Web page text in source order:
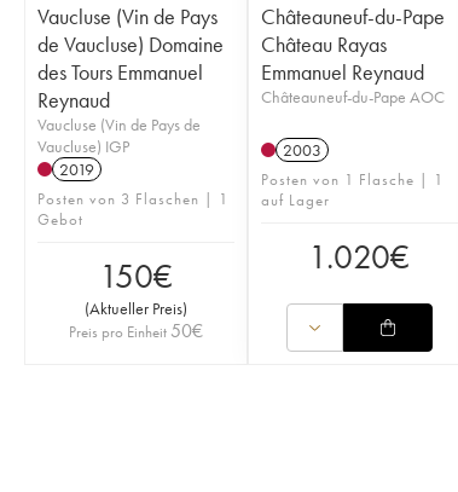
Vaucluse (Vin de Pays
de Vaucluse) Domaine
des Tours Emmanuel
Reynaud
Vaucluse (Vin de Pays de
Vaucluse) IGP
2019
Posten von 3 Flaschen | 1
Gebot
150€
(Aktueller Preis)
Preis pro Einheit 50€
Châteauneuf-du-Pape
Château Rayas
Emmanuel Reynaud
Châteauneuf-du-Pape AOC
2003
Posten von 1 Flasche | 1
auf Lager
1.020€